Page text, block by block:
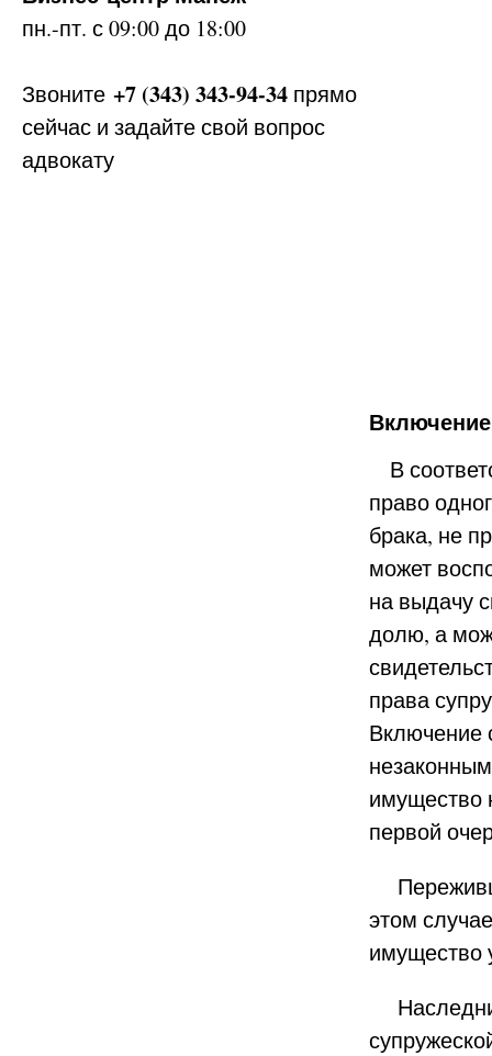
пн.-пт. с 09:00 до 18:00
Звоните +7 (343) 343-94-34 прямо
сейчас и задайте свой вопрос
адвокату
В
право
брака, не
может
на выдачу
долю, а
права
Включение
имущество
первой
этом
имущество